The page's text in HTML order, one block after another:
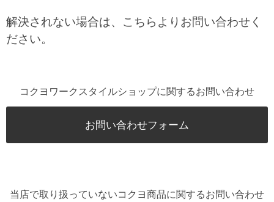
解決されない場合は、こちらよりお問い合わせく
ださい。
コクヨワークスタイルショップに関するお問い合わせ
お問い合わせフォーム
当店で取り扱っていないコクヨ商品に関するお問い合わせ